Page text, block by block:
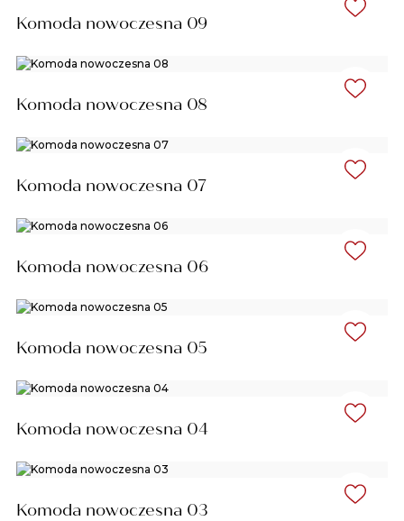
Komoda nowoczesna 09
Komoda nowoczesna 08
Komoda nowoczesna 07
Komoda nowoczesna 06
Komoda nowoczesna 05
Komoda nowoczesna 04
Komoda nowoczesna 03